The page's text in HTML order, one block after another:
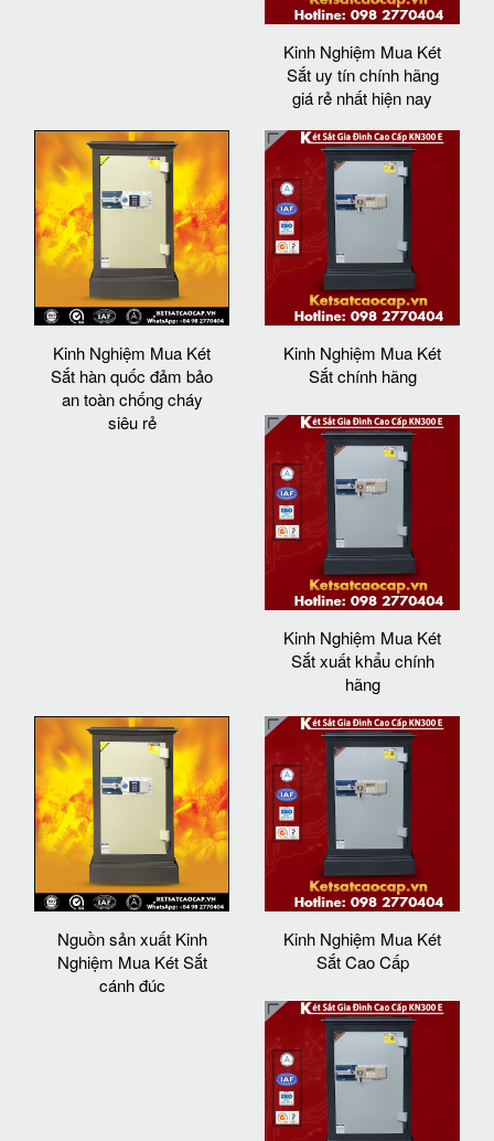
Kinh Nghiệm Mua Két
Sắt uy tín chính hãng
giá rẻ nhất hiện nay
Kinh Nghiệm Mua Két
Sắt hàn quốc đảm bảo
an toàn chống cháy
siêu rẻ
Kinh Nghiệm Mua Két
Sắt chính hãng
Kinh Nghiệm Mua Két
Sắt xuất khẩu chính
hãng
Nguồn sản xuất Kinh
Nghiệm Mua Két Sắt
cánh đúc
Kinh Nghiệm Mua Két
Sắt Cao Cấp